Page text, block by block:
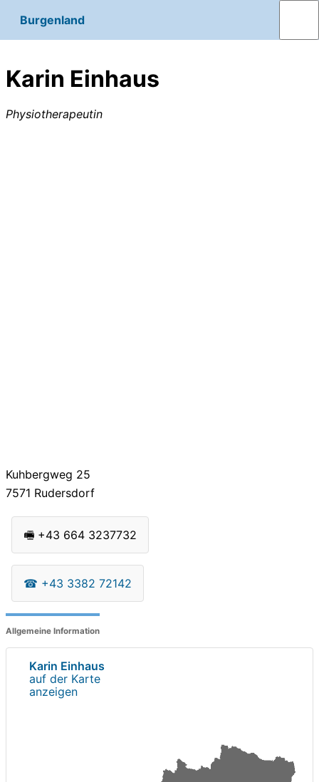
Burgenland
Karin Einhaus
Physiotherapeutin
Kuhbergweg 25
7571 Rudersdorf
🖷 +43 664 3237732
☎ +43 3382 72142
Allgemeine Information
Karin Einhaus
auf der Karte
anzeigen